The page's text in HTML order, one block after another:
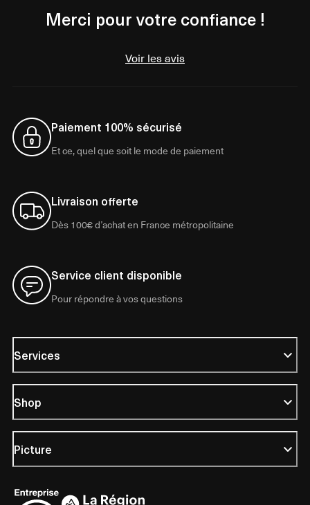
Merci pour votre confiance !
Voir les avis
Paiement 100% sécurisé
Et ce, quel que soit le mode de paiement
Livraison offerte
Dès 100€ d’achat en France métropolitaine
Service client disponible
Pour répondre à vos questions
Services
Shop
Picture